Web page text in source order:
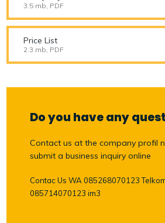
3.5 mb, PDF
Price List
2.3 mb, PDF
Do you have any
Contact us at the company profil
submit a business inquiry online
Contac Us WA 085268070123
085714070123 im3